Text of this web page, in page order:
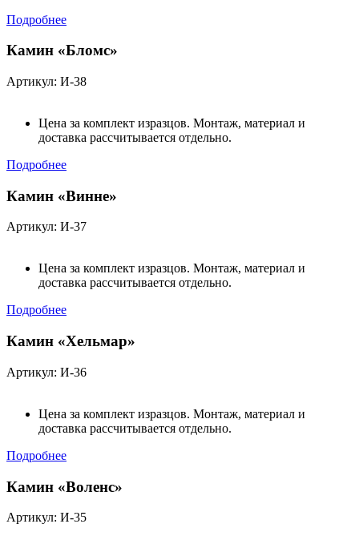
Подробнее
Камин «Бломс»
Артикул: И-38
Цена за комплект изразцов. Монтаж, материал и
доставка рассчитывается отдельно.
Подробнее
Камин «Винне»
Артикул: И-37
Цена за комплект изразцов. Монтаж, материал и
доставка рассчитывается отдельно.
Подробнее
Камин «Хельмар»
Артикул: И-36
Цена за комплект изразцов. Монтаж, материал и
доставка рассчитывается отдельно.
Подробнее
Камин «Воленс»
Артикул: И-35